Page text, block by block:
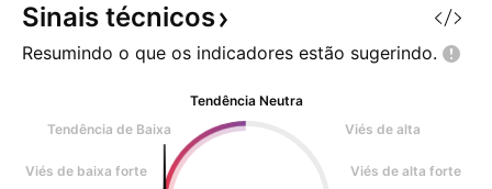
Sinais técnicos
Resumindo o que os indicadores estão sugerindo.
Tendência Neutra
Tendência de Baixa
Viés de alta
Viés de baixa forte Viés de alta forte